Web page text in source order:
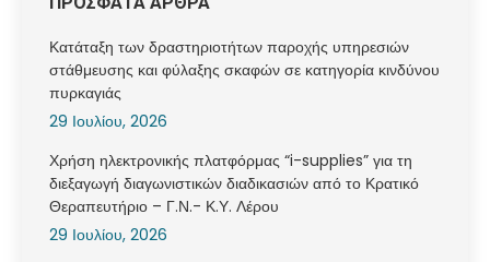
Κατάταξη των δραστηριοτήτων παροχής υπηρεσιών
στάθμευσης και φύλαξης σκαφών σε κατηγορία κινδύνου
πυρκαγιάς
29 Ιουλίου, 2026
Χρήση ηλεκτρονικής πλατφόρμας “i-supplies” για τη
διεξαγωγή διαγωνιστικών διαδικασιών από το Κρατικό
Θεραπευτήριο – Γ.Ν.- Κ.Υ. Λέρου
29 Ιουλίου, 2026